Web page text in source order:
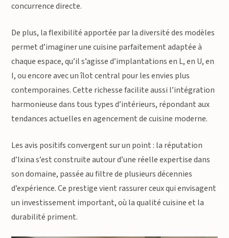
concurrence directe.
De plus, la flexibilité apportée par la diversité des modèles
permet d’imaginer une cuisine parfaitement adaptée à
chaque espace, qu’il s’agisse d’implantations en L, en U, en
I, ou encore avec un îlot central pour les envies plus
contemporaines. Cette richesse facilite aussi l’intégration
harmonieuse dans tous types d’intérieurs, répondant aux
tendances actuelles en agencement de cuisine moderne.
Les avis positifs convergent sur un point : la réputation
d’Ixina s’est construite autour d’une réelle expertise dans
son domaine, passée au filtre de plusieurs décennies
d’expérience. Ce prestige vient rassurer ceux qui envisagent
un investissement important, où la qualité cuisine et la
durabilité priment.